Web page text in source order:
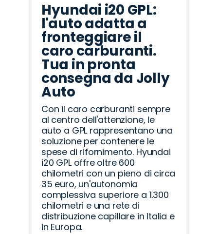
Hyundai i20 GPL:
l'auto adatta a
fronteggiare il
caro carburanti.
Tua in pronta
consegna da Jolly
Auto
Con il caro carburanti sempre
al centro dell'attenzione, le
auto a GPL rappresentano una
soluzione per contenere le
spese di rifornimento. Hyundai
i20 GPL offre oltre 600
chilometri con un pieno di circa
35 euro, un'autonomia
complessiva superiore a 1.300
chilometri e una rete di
distribuzione capillare in Italia e
in Europa.